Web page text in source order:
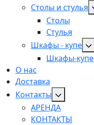
Столы и стулья
Столы
Стулья
Шкафы - купе
Шкафы-купе
О нас
Доставка
Контакты
АРЕНДА
КОНТАКТЫ